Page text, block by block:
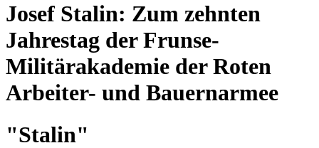
Josef Stalin: Zum zehnten
Jahrestag der Frunse-
Militärakademie der Roten
Arbeiter- und Bauernarmee
"Stalin"